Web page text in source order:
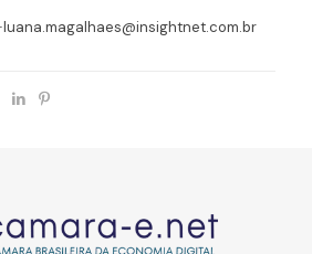
luana.magalhaes@insightnet.com.br